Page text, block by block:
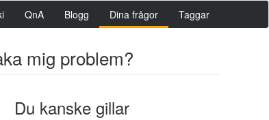
QnA Blogg Dina frågor Taggar
mig problem?
Du kanske gillar